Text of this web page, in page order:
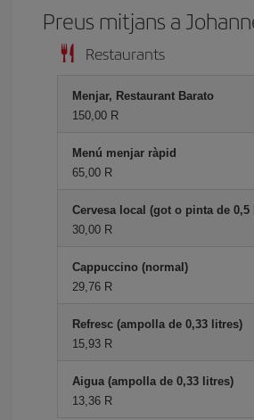
Preus mitjans a
Restaurants
Menjar, Restaurant Barato
150,00 R
Menú menjar ràpid
65,00 R
Cervesa local (got o pinta de 0,5
30,00 R
Cappuccino (normal)
29,76 R
Refresc (ampolla de 0,33 litres)
15,93 R
Aigua (ampolla de 0,33 litres)
13,36 R